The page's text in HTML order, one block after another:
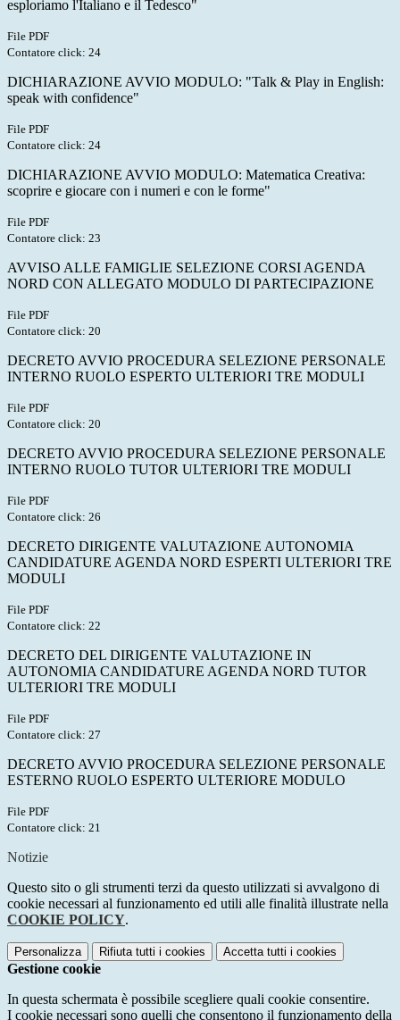
esploriamo l'Italiano e il Tedesco"
File PDF
Contatore click: 24
DICHIARAZIONE AVVIO MODULO: "Talk & Play in English:
speak with confidence"
File PDF
Contatore click: 24
DICHIARAZIONE AVVIO MODULO: Matematica Creativa:
scoprire e giocare con i numeri e con le forme"
File PDF
Contatore click: 23
AVVISO ALLE FAMIGLIE SELEZIONE CORSI AGENDA
NORD CON ALLEGATO MODULO DI PARTECIPAZIONE
File PDF
Contatore click: 20
DECRETO AVVIO PROCEDURA SELEZIONE PERSONALE
INTERNO RUOLO ESPERTO ULTERIORI TRE MODULI
File PDF
Contatore click: 20
DECRETO AVVIO PROCEDURA SELEZIONE PERSONALE
INTERNO RUOLO TUTOR ULTERIORI TRE MODULI
File PDF
Contatore click: 26
DECRETO DIRIGENTE VALUTAZIONE AUTONOMIA
CANDIDATURE AGENDA NORD ESPERTI ULTERIORI TRE
MODULI
File PDF
Contatore click: 22
DECRETO DEL DIRIGENTE VALUTAZIONE IN
AUTONOMIA CANDIDATURE AGENDA NORD TUTOR
ULTERIORI TRE MODULI
File PDF
Contatore click: 27
DECRETO AVVIO PROCEDURA SELEZIONE PERSONALE
ESTERNO RUOLO ESPERTO ULTERIORE MODULO
File PDF
Contatore click: 21
Notizie
Questo sito o gli strumenti terzi da questo utilizzati si avvalgono di
cookie necessari al funzionamento ed utili alle finalità illustrate nella
COOKIE POLICY.
Personalizza Rifiuta tutti i cookies Accetta tutti i cookies
Gestione cookie
In questa schermata è possibile scegliere quali cookie consentire.
I cookie necessari sono quelli che consentono il funzionamento della